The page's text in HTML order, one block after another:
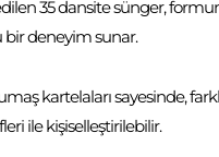
35 dansite sünger,
deneyim sunar.
kartelaları sayesinde,
ile kişiselleştirilebilir.